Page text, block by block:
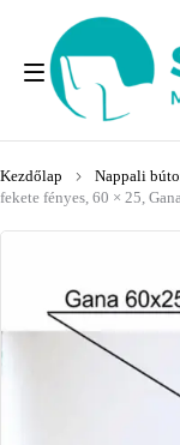
Kezdőlap Nappali
fekete fényes, 60 × 25,